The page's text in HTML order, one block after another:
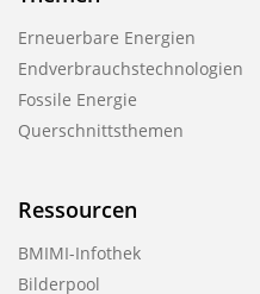
Erneuerbare Energien
Endverbrauchstechnologien
Fossile Energie
Querschnittsthemen
Ressourcen
BMIMI-Infothek
Bilderpool